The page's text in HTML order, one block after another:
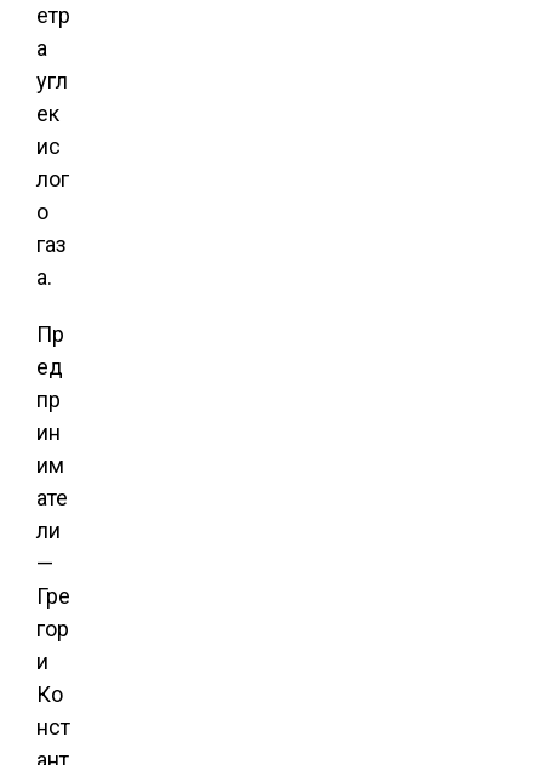
етр
а
угл
ек
ис
лог
о
газ
а.
Пр
ед
пр
ин
им
ате
ли
—
Гре
гор
и
Ко
нст
ант